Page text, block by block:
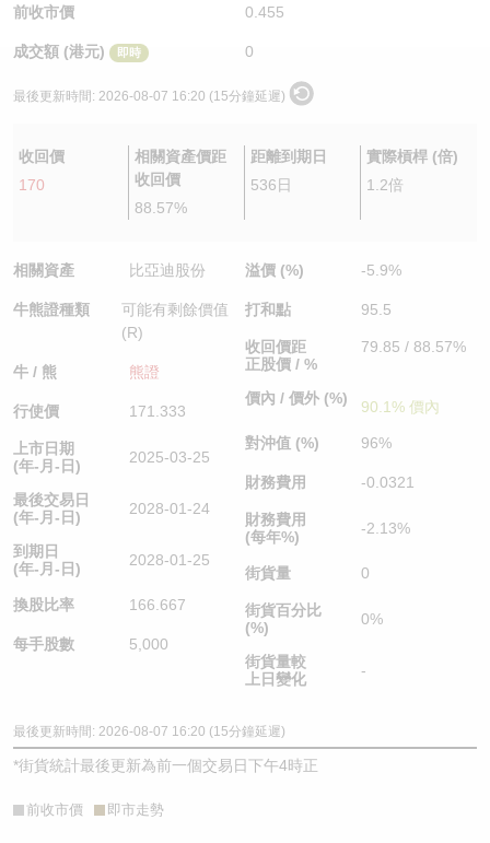
前收市價 0.455
成交額 (港元) 即時 0
最後更新時間: 2026-08-07 16:20 (15分鐘延遲)
收回價
170
相關資產價距
收回價
88.57%
距離到期日
536日
實際槓桿 (倍)
1.2倍
相關資產 比亞迪股份
牛熊證種類
可能有剩餘價值
(R)
牛 / 熊 熊證
行使價 171.333
上市日期
(年-月-日)
2025-03-25
最後交易日
(年-月-日)
2028-01-24
到期日
(年-月-日)
2028-01-25
換股比率 166.667
每手股數 5,000
溢價 (%) -5.9%
打和點 95.5
收回價距
正股價 / %
79.85 / 88.57%
價內 / 價外 (%) 90.1% 價內
對沖值 (%) 96%
財務費用 -0.0321
財務費用
(每年%)
-2.13%
街貨量 0
街貨百分比
(%)
0%
街貨量較
上日變化
-
最後更新時間: 2026-08-07 16:20 (15分鐘延遲)
*街貨統計最後更新為前一個交易日下午4時正
前收市價 即市走勢
認股證/牛熊證日誌
認股證文件及公告
牛熊證到期結算價查詢
牛熊證分析儀
牛熊證文件及公告
中資ETFs溢價比較
AH 股價對照